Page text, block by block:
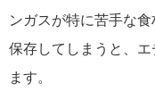
ンガスが特に苦手な
保存してしまうと、
ます。